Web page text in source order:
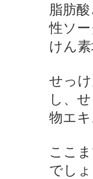
脂肪
性ソ
けん
せっ
し、
物エ
ここ
でし